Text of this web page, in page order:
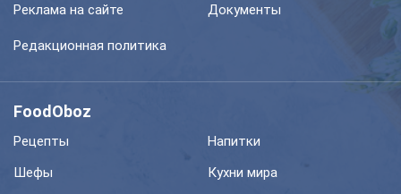
Реклама на сайте Документы
Редакционная политика
FoodOboz
Рецепты
Напитки
Шефы
Кухни мира